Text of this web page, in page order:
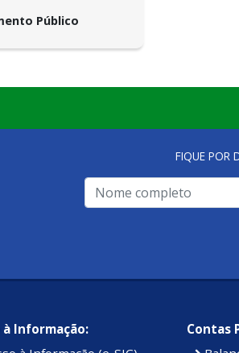
Público
FIQUE POR
à Informação:
Contas